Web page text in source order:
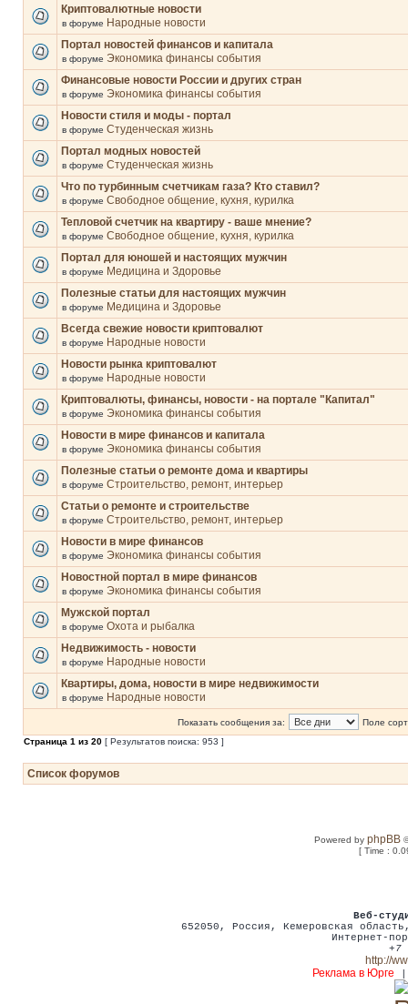
Криптовалютные новости
в форуме Народные новости
Портал новостей финансов и капитала
в форуме Экономика финансы события
Финансовые новости России и других стран
в форуме Экономика финансы события
Новости стиля и моды - портал
в форуме Студенческая жизнь
Портал модных новостей
в форуме Студенческая жизнь
Что по турбинным счетчикам газа? Кто ставил?
в форуме Свободное общение, кухня, курилка
Тепловой счетчик на квартиру - ваше мнение?
в форуме Свободное общение, кухня, курилка
Портал для юношей и настоящих мужчин
в форуме Медицина и Здоровье
Полезные статьи для настоящих мужчин
в форуме Медицина и Здоровье
Всегда свежие новости криптовалют
в форуме Народные новости
Новости рынка криптовалют
в форуме Народные новости
Криптовалюты, финансы, новости - на портале "Капитал"
в форуме Экономика финансы события
Новости в мире финансов и капитала
в форуме Экономика финансы события
Полезные статьи о ремонте дома и квартиры
в форуме Строительство, ремонт, интерьер
Статьи о ремонте и строительстве
в форуме Строительство, ремонт, интерьер
Новости в мире финансов
в форуме Экономика финансы события
Новостной портал в мире финансов
в форуме Экономика финансы события
Мужской портал
в форуме Охота и рыбалка
Недвижимость - новости
в форуме Народные новости
Квартиры, дома, новости в мире недвижимости
в форуме Народные новости
Показать сообщения за:
Поле
Страница 1 из 20 [ Результатов поиска: 953 ]
Список форумов
Powered byphpBB
[ Time :
Веб-
652050 ,Россия , Кемеровская
Интернет-
+7
http://
Реклама в Юрге